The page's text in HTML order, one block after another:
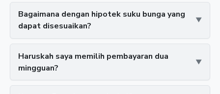
Bagaimana dengan hipotek suku bunga yang
dapat disesuaikan?
Haruskah saya memilih pembayaran dua
mingguan?